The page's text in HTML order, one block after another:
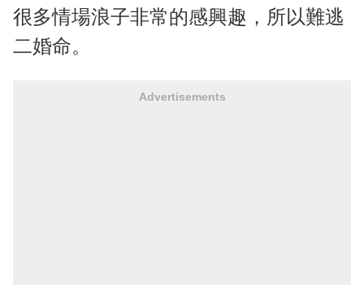
很多情場浪子非常的感興趣，所以難逃
二婚命。
Advertisements